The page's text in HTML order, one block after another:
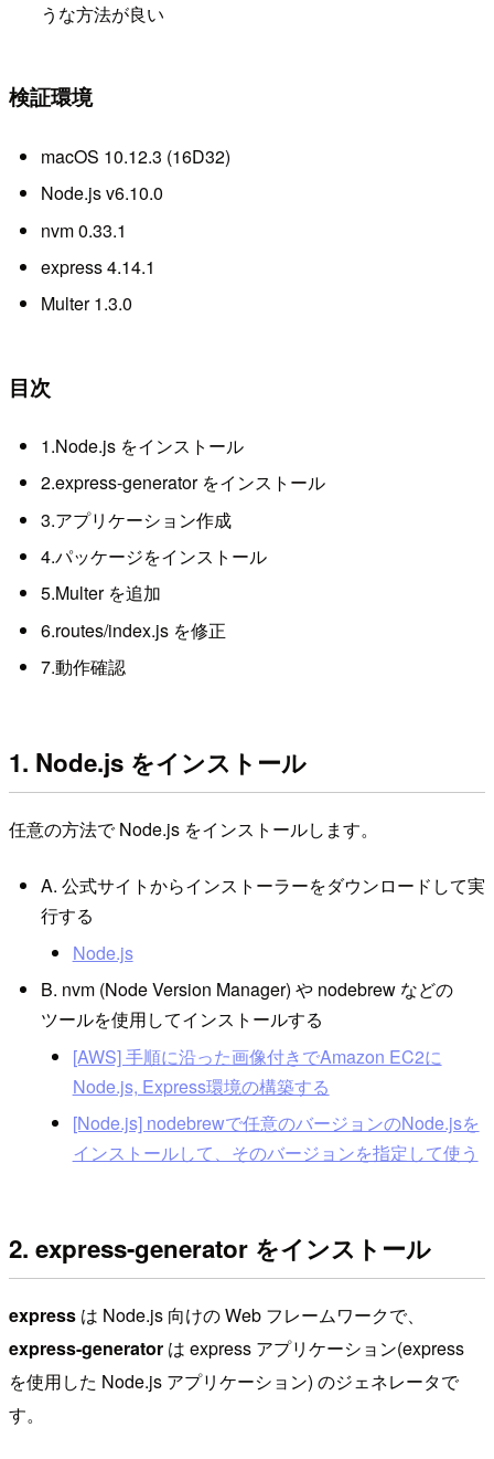
うな方法が良い
検証環境
macOS 10.12.3 (16D32)
Node.js v6.10.0
nvm 0.33.1
express 4.14.1
Multer 1.3.0
目次
1.Node.js をインストール
2.express-generator をインストール
3.アプリケーション作成
4.パッケージをインストール
5.Multer を追加
6.routes/index.js を修正
7.動作確認
1. Node.js をインストール
任意の方法で Node.js をインストールします。
A. 公式サイトからインストーラーをダウンロードして実
行する
Node.js
B. nvm (Node Version Manager) や nodebrew などの
ツールを使用してインストールする
[AWS] 手順に沿った画像付きでAmazon EC2に
Node.js, Express環境の構築する
[Node.js] nodebrewで任意のバージョンのNode.jsを
インストールして、そのバージョンを指定して使う
2. express-generator をインストール
express は Node.js 向けの Web フレームワークで、
express-generator は express アプリケーション(express
を使用した Node.js アプリケーション) のジェネレータで
す。